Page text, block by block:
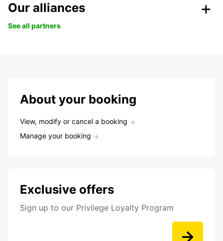
Our alliances
See all partners
About your booking
View, modify or cancel a booking
Manage your booking
Exclusive offers
Sign up to our Privilege Loyalty Program